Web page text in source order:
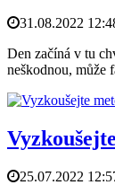
31.08.2022
Den začíná v tu
neškodnou, může
25.07.2022